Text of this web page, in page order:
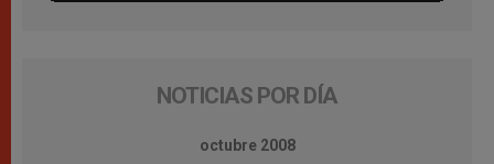
NOTICIAS POR DÍA
octubre 2008